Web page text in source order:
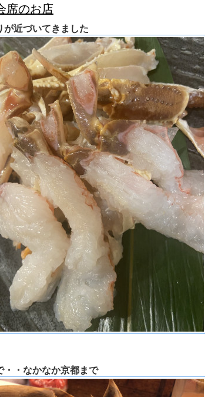
席のお店
が近づいてきました
・・なかなか京都まで